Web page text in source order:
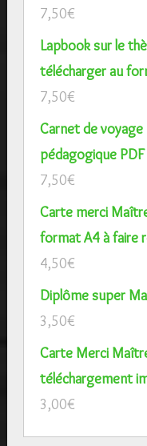
7,50€
Lapbook sur le
télécharger au
7,50€
Carnet de voyage
pédagogique PDF
7,50€
Carte merci
format A4 à faire
4,50€
Diplôme super
3,50€
Carte Merci
téléchargement
3,00€